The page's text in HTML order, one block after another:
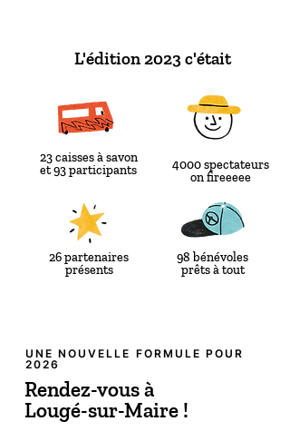
L'édition 2023 c'était
23 caisses à savon
et 93 participants
26 partenaires
présents
4000 spectateurs
on fireeeee
98 bénévoles
prêts à tout
UNE NOUVELLE FORMULE POUR
2026
Rendez-vous à
Lougé-sur-Maire !